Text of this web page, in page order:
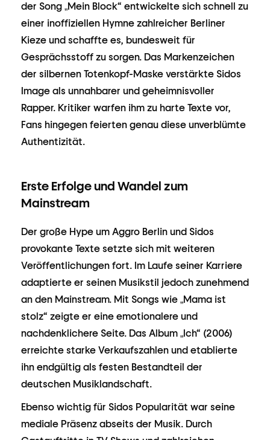
der Song „Mein Block“ entwickelte sich schnell zu
einer inoffiziellen Hymne zahlreicher Berliner
Kieze und schaffte es, bundesweit für
Gesprächsstoff zu sorgen. Das Markenzeichen
der silbernen Totenkopf-Maske verstärkte Sidos
Image als unnahbarer und geheimnisvoller
Rapper. Kritiker warfen ihm zu harte Texte vor,
Fans hingegen feierten genau diese unverblümte
Authentizität.
Erste Erfolge und Wandel zum
Mainstream
Der große Hype um Aggro Berlin und Sidos
provokante Texte setzte sich mit weiteren
Veröffentlichungen fort. Im Laufe seiner Karriere
adaptierte er seinen Musikstil jedoch zunehmend
an den Mainstream. Mit Songs wie „Mama ist
stolz“ zeigte er eine emotionalere und
nachdenklichere Seite. Das Album „Ich“ (2006)
erreichte starke Verkaufszahlen und etablierte
ihn endgültig als festen Bestandteil der
deutschen Musiklandschaft.
Ebenso wichtig für Sidos Popularität war seine
mediale Präsenz abseits der Musik. Durch